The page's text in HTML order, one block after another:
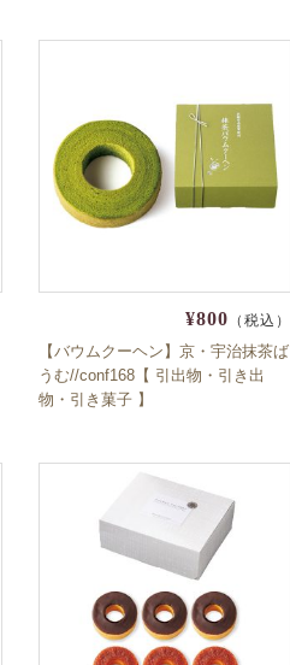
¥800 （税込）
【バウムクーヘン】京・宇治抹茶ば
うむ//conf168【 引出物・引き出
物・引き菓子 】